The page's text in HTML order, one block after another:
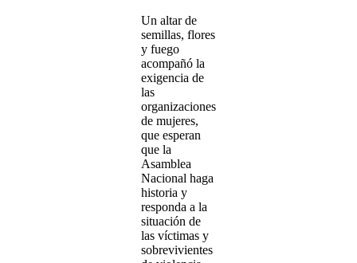
Un altar de
semillas, flores
y fuego
acompañó la
exigencia de
las
organizaciones
de mujeres,
que esperan
que la
Asamblea
Nacional haga
historia y
responda a la
situación de
las víctimas y
sobrevivientes